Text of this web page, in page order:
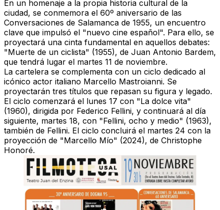
En un homenaje a la propia historia cultural de la
ciudad, se conmemora el 60º aniversario de las
Conversaciones de Salamanca de 1955, un encuentro
clave que impulsó el "nuevo cine español". Para ello, se
proyectará una cinta fundamental en aquellos debates:
"Muerte de un ciclista" (1955), de Juan Antonio Bardem,
que tendrá lugar el martes 11 de noviembre.
La cartelera se complementa con un ciclo dedicado al
icónico actor italiano Marcello Mastroianni. Se
proyectarán tres títulos que repasan su figura y legado.
El ciclo comenzará el lunes 17 con "La dolce vita"
(1960), dirigida por Federico Fellini, y continuará al día
siguiente, martes 18, con "Fellini, ocho y medio" (1963),
también de Fellini. El ciclo concluirá el martes 24 con la
proyección de "Marcello Mío" (2024), de Christophe
Honoré.